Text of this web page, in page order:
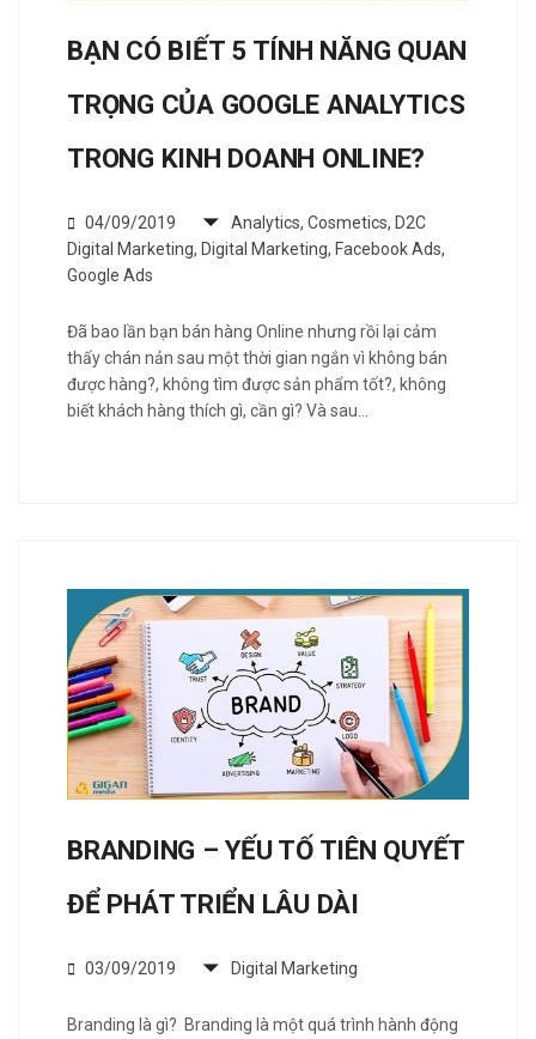
BẠN CÓ BIẾT 5 TÍNH NĂNG QUAN
TRỌNG CỦA GOOGLE ANALYTICS
TRONG KINH DOANH ONLINE?
04/09/2019 Analytics, Cosmetics, D2C
Digital Marketing, Digital Marketing, Facebook Ads,
Google Ads
Đã bao lần bạn bán hàng Online nhưng rồi lại cảm
thấy chán nản sau một thời gian ngắn vì không bán
được hàng?, không tìm được sản phẩm tốt?, không
biết khách hàng thích gì, cần gì? Và sau…
BRANDING – YẾU TỐ TIÊN QUYẾT
ĐỂ PHÁT TRIỂN LÂU DÀI
03/09/2019 Digital Marketing
Branding là gì? Branding là một quá trình hành động